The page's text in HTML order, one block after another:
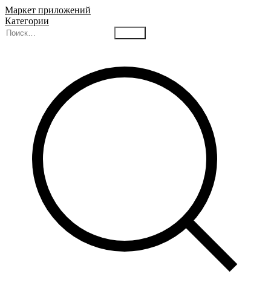
Маркет приложений
Категории